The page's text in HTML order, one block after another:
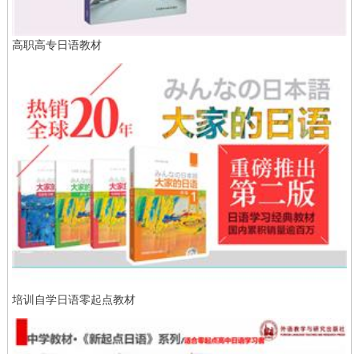
高职高专日语教材
培训自学日语零起点教材